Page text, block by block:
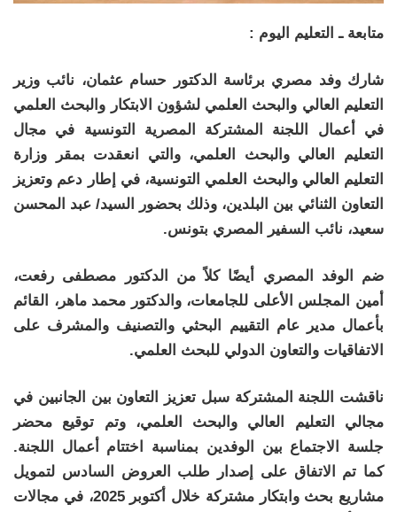
متابعة ـ التعليم اليوم :
شارك وفد مصري برئاسة الدكتور حسام عثمان، نائب وزير
التعليم العالي والبحث العلمي لشؤون الابتكار والبحث العلمي
في أعمال اللجنة المشتركة المصرية التونسية في مجال
التعليم العالي والبحث العلمي، والتي انعقدت بمقر وزارة
التعليم العالي والبحث العلمي التونسية، في إطار دعم وتعزيز
التعاون الثنائي بين البلدين، وذلك بحضور السيد/ عبد المحسن
سعيد، نائب السفير المصري بتونس.
ضم الوفد المصري أيضًا كلاً من الدكتور مصطفى رفعت،
أمين المجلس الأعلى للجامعات، والدكتور محمد ماهر، القائم
بأعمال مدير عام التقييم البحثي والتصنيف والمشرف على
الاتفاقيات والتعاون الدولي للبحث العلمي.
ناقشت اللجنة المشتركة سبل تعزيز التعاون بين الجانبين في
مجالي التعليم العالي والبحث العلمي، وتم توقيع محضر
جلسة الاجتماع بين الوفدين بمناسبة اختتام أعمال اللجنة.
كما تم الاتفاق على إصدار طلب العروض السادس لتمويل
مشاريع بحث وابتكار مشتركة خلال أكتوبر 2025، في مجالات